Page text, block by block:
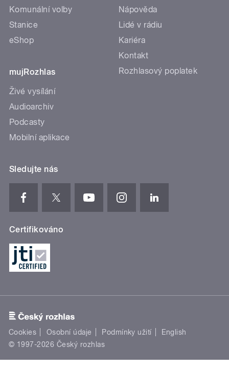
Komunální volby
Stanice
eShop
mujRozhlas
Živé vysílání
Audioarchiv
Podcasty
Mobilní aplikace
Nápověda
Lidé v rádiu
Kariéra
Kontakt
Rozhlasový poplatek
Sledujte nás
Certifikováno
Cookies Osobní údaje Podmínky užití
English
© 1997-2026 Český rozhlas